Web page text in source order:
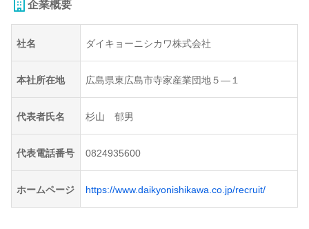
企業概要
社名 ダイキョーニシカワ株式会社
本社所在地 広島県東広島市寺家産業団地５―１
代表者氏名 杉山 郁男
代表電話番号 0824935600
ホームページ https://www.daikyonishikawa.co.jp/recruit/